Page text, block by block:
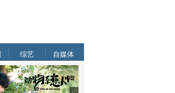
综艺 自媒体